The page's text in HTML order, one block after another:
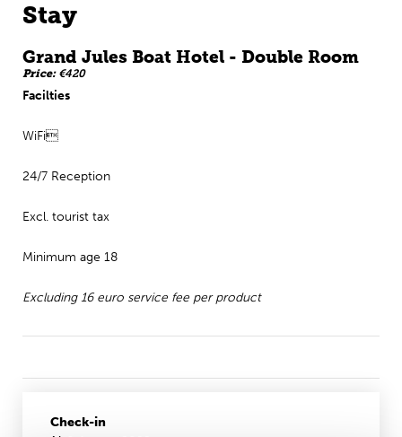
Stay
Grand Jules Boat Hotel - Double Room
Price: €420
Facilties
WiFi
24/7 Reception
Excl. tourist tax
Minimum age 18
Excluding 16 euro service fee per product
Check-in